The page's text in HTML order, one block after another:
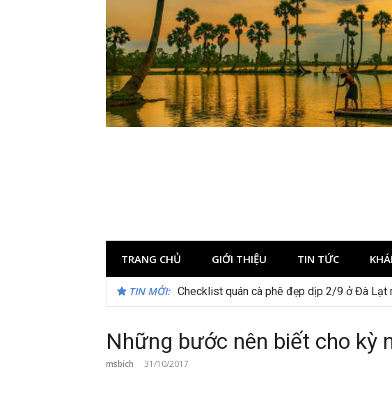
TRANG CHỦ GIỚI THIỆU TIN TỨC
TIN MỚI: Checklist quán cà phê đẹp dịp 2/9 ở Đà Lạt
Những bước nên biết cho kỳ
msbich 31/10/2017